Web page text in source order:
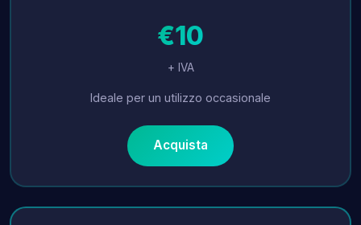
€10
+ IVA
Ideale per un utilizzo occasionale
Acquista